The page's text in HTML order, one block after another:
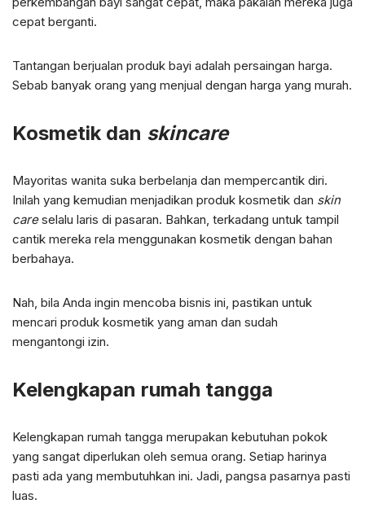
cepat berganti.
Tantangan berjualan produk bayi adalah persaingan harga.
Sebab banyak orang yang menjual dengan harga yang murah.
Kosmetik dan skincare
Mayoritas wanita suka berbelanja dan mempercantik diri.
Inilah yang kemudian menjadikan produk kosmetik dan skin
careselalu laris di pasaran. Bahkan, terkadang untuk tampil
cantik mereka rela menggunakan kosmetik dengan bahan
berbahaya.
Nah, bila Anda ingin mencoba bisnis ini, pastikan untuk
mencari produk kosmetik yang aman dan sudah
mengantongi izin.
Kelengkapan rumah tangga
Kelengkapan rumah tangga merupakan kebutuhan pokok
yang sangat diperlukan oleh semua orang. Setiap harinya
pasti ada yang membutuhkan ini. Jadi, pangsa pasarnya pasti
luas.